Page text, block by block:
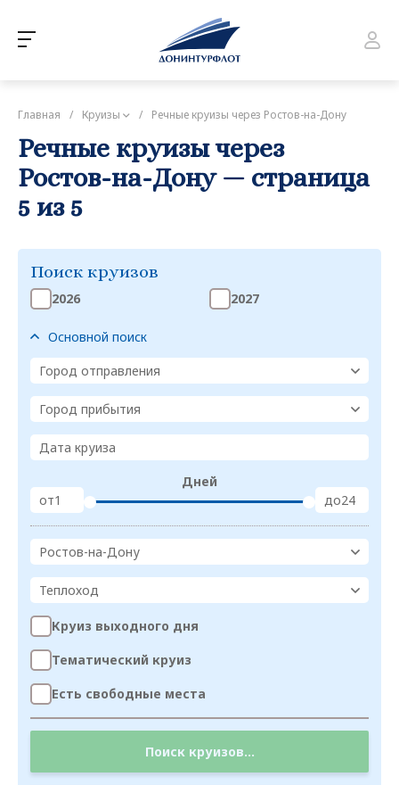
Главная / Круизы / Речные круизы через Ростов-на-Дону
Речные круизы через
Ростов-на-Дону — страница
5 из 5
Поиск круизов
2026 2027
Основной поиск
Город отправления
Город прибытия
Дата круиза
от
Дней
до
Ростов-на-Дону
Теплоход
Круиз выходного дня
Тематический круиз
Есть свободные места
Поиск круизов...